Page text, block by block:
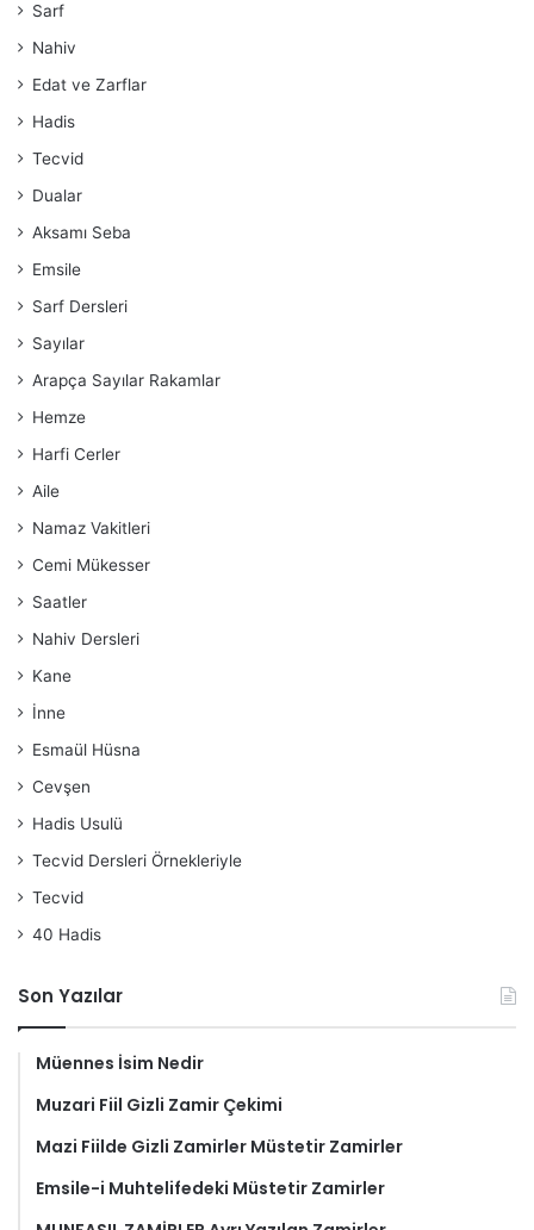
Sarf
Nahiv
Edat ve Zarflar
Hadis
Tecvid
Dualar
Aksamı Seba
Emsile
Sarf Dersleri
Sayılar
Arapça Sayılar Rakamlar
Hemze
Harfi Cerler
Aile
Namaz Vakitleri
Cemi Mükesser
Saatler
Nahiv Dersleri
Kane
İnne
Esmaül Hüsna
Cevşen
Hadis Usulü
Tecvid Dersleri Örnekleriyle
Tecvid
40 Hadis
Son Yazılar
Müennes İsim Nedir
Muzari Fiil Gizli Zamir Çekimi
Mazi Fiilde Gizli Zamirler Müstetir Zamirler
Emsile-i Muhtelifedeki Müstetir Zamirler